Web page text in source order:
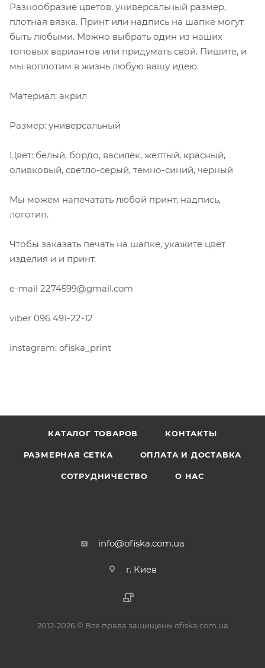
Разнообразие цветов, универсальный размер,
плотная вязка. Принт или надпись на шапке могут
быть любыми. Можно выбрать один из наших
топовых вариантов или придумать свой. Пишите, и
мы воплотим в жизнь любую вашу идею.
Материал: акрил
Размер: универсальный
Цвет: белый, бордо, василек, желтый, красный,
оливковый, светло-серый, темно-синий, черный
Мы можем напечатать любой принт, надпись,
логотип.
Чтобы заказать печать на шапке, укажите цвет
изделия и и принт.
e-mail 2274599@gmail.com
viber 096 491-22-12
instagram: ofiska_print
КАТАЛОГ ТОВАРОВ КОНТАКТЫ
РАЗМЕРНАЯ СЕТКА ОПЛАТА И ДОСТАВКА
СОТРУДНИЧЕСТВО О НАС
info@ofiska.com.ua
г. Киев
2012-2026 © Все права защищены ofiska.com.ua